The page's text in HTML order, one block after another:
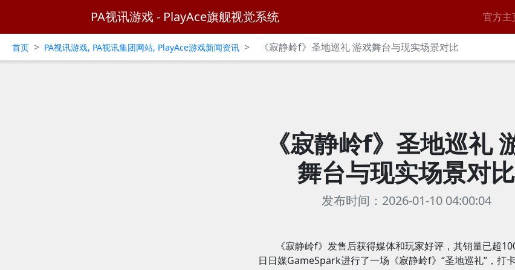
PA视讯游戏 - PlayAce旗舰视觉系统 官方主
首页 > PA视讯游戏, PA视讯集团网站, PlayAce游戏新闻资讯 > 《寂静岭f》圣地巡礼 游戏舞台与现实场景对比
《寂静岭f》圣地巡礼
舞台与现实场景对比
发布时间：2026-01-10 04:00:04
《寂静岭f》发售后获得媒体和玩家好评，其销量已超
日日媒GameSpark进行了一场《寂静岭f》“圣地巡礼”，打